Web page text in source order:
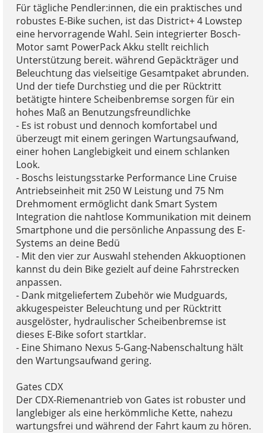
Für tägliche Pendler:innen, die ein praktisches und
robustes E-Bike suchen, ist das District+ 4 Lowstep
eine hervorragende Wahl. Sein integrierter Bosch-
Motor samt PowerPack Akku stellt reichlich
Unterstützung bereit. während Gepäckträger und
Beleuchtung das vielseitige Gesamtpaket abrunden.
Und der tiefe Durchstieg und die per Rücktritt
betätigte hintere Scheibenbremse sorgen für ein
hohes Maß an Benutzungsfreundlichke
- Es ist robust und dennoch komfortabel und
überzeugt mit einem geringen Wartungsaufwand,
einer hohen Langlebigkeit und einem schlanken
Look.
- Boschs leistungsstarke Performance Line Cruise
Antriebseinheit mit 250 W Leistung und 75 Nm
Drehmoment ermöglicht dank Smart System
Integration die nahtlose Kommunikation mit deinem
Smartphone und die persönliche Anpassung des E-
Systems an deine Bedü
- Mit den vier zur Auswahl stehenden Akkuoptionen
kannst du dein Bike gezielt auf deine Fahrstrecken
anpassen.
- Dank mitgeliefertem Zubehör wie Mudguards,
akkugespeister Beleuchtung und per Rücktritt
ausgelöster, hydraulischer Scheibenbremse ist
dieses E-Bike sofort startklar.
- Eine Shimano Nexus 5-Gang-Nabenschaltung hält
den Wartungsaufwand gering.
Gates CDX
Der CDX-Riemenantrieb von Gates ist robuster und
langlebiger als eine herkömmliche Kette, nahezu
wartungsfrei und während der Fahrt kaum zu hören.